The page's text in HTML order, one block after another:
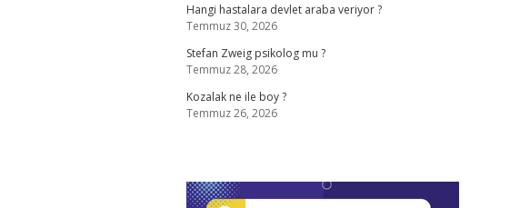
Hangi hastalara devlet araba veriyor ?
Temmuz 30, 2026
Stefan Zweig psikolog mu ?
Temmuz 28, 2026
Kozalak ne ile boy ?
Temmuz 26, 2026